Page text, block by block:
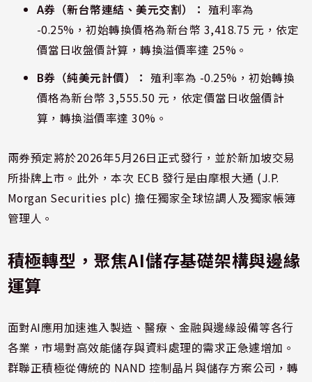
A券（新台幣連結、美元交割）： 殖利率為
-0.25%，初始轉換價格為新台幣 3,418.75 元，依定
價當日收盤價計算，轉換溢價率達 25%。
B券（純美元計價）： 殖利率為 -0.25%，初始轉換
價格為新台幣 3,555.50 元，依定價當日收盤價計
算，轉換溢價率達 30%。
兩券預定將於2026年5月26日正式發行，並於新加坡交易
所掛牌上市。此外，本次 ECB 發行是由摩根大通 (J.P.
Morgan Securities plc) 擔任獨家全球協調人及獨家帳簿
管理人。
積極轉型，聚焦AI儲存基礎架構與邊緣
運算
面對AI應用加速進入製造、醫療、金融與邊緣設備等各行
各業，市場對高效能儲存與資料處理的需求正急遽增加。
群聯正積極從傳統的 NAND 控制晶片與儲存方案公司，轉